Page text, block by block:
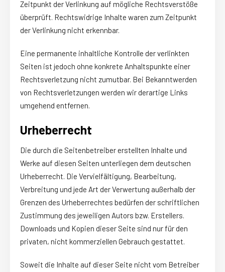
Zeitpunkt der Verlinkung auf mögliche Rechtsverstöße
überprüft. Rechtswidrige Inhalte waren zum Zeitpunkt
der Verlinkung nicht erkennbar.
Eine permanente inhaltliche Kontrolle der verlinkten
Seiten ist jedoch ohne konkrete Anhaltspunkte einer
Rechtsverletzung nicht zumutbar. Bei Bekanntwerden
von Rechtsverletzungen werden wir derartige Links
umgehend entfernen.
Urheberrecht
Die durch die Seitenbetreiber erstellten Inhalte und
Werke auf diesen Seiten unterliegen dem deutschen
Urheberrecht. Die Vervielfältigung, Bearbeitung,
Verbreitung und jede Art der Verwertung außerhalb der
Grenzen des Urheberrechtes bedürfen der schriftlichen
Zustimmung des jeweiligen Autors bzw. Erstellers.
Downloads und Kopien dieser Seite sind nur für den
privaten, nicht kommerziellen Gebrauch gestattet.
Soweit die Inhalte auf dieser Seite nicht vom Betreiber